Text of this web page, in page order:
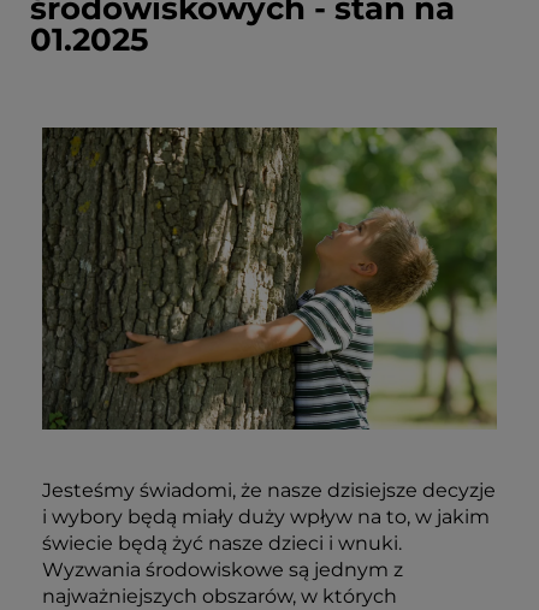
środowiskowych - stan na
01.2025
Jesteśmy świadomi, że nasze dzisiejsze decyzje
i wybory będą miały duży wpływ na to, w jakim
świecie będą żyć nasze dzieci i wnuki.
Wyzwania środowiskowe są jednym z
najważniejszych obszarów, w których